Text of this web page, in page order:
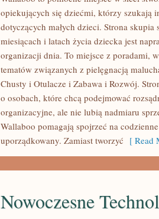
opiekujących się dziećmi, którzy szukają
dotyczących małych dzieci. Strona
miesiącach i latach życia dziecka jest
organizacji dnia. To miejsce z poradami,
tematów związanych z pielęgnacją
Chusty i Otulacze i Zabawa i Rozwój.
o osobach, które chcą podejmować
organizacyjne, ale nie lubią nadmiaru
Wallaboo pomagają spojrzeć na
uporządkowany. Zamiast tworzyć [ Read
Nowoczesne